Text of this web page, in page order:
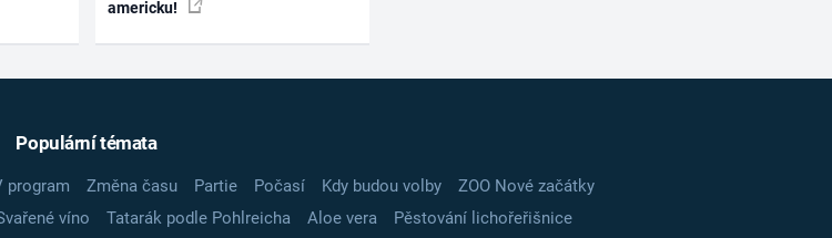
americku!
Populární témata
program Změna času Partie Počasí Kdy budou volby
ZOO Nové začátky
víno Tatarák podle Pohlreicha Aloe vera
Pěstování lichořeřišnice